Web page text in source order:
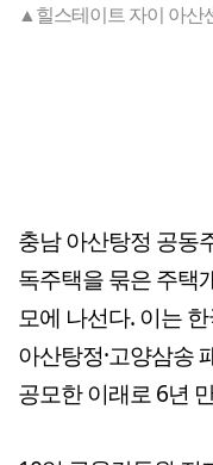
▲힐스테이트 자이 아산
충남 아산탕정 공동
독주택을 묶은 주택
모에 나선다. 이는
아산탕정·고양삼송
공모한 이래로 6년